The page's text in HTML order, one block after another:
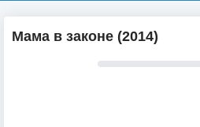
Мама в законе (2014)